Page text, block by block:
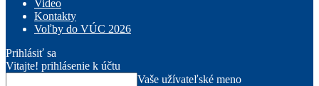
Video
Kontakty
Voľby do VÚC 2026
Prihlásiť sa
Vitajte! prihlásenie k účtu
Vaše užívateľské meno